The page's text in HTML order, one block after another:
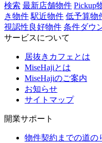
検索 最新店舗物件 Pickup
き物件 駅近物件 低予算物
視認性良好物件 条件ダウ
サービスについて
居抜きカフェとは
MiseHajiとは
MiseHajiのご案内
お知らせ
サイトマップ
開業サポート
物件契約までの道の